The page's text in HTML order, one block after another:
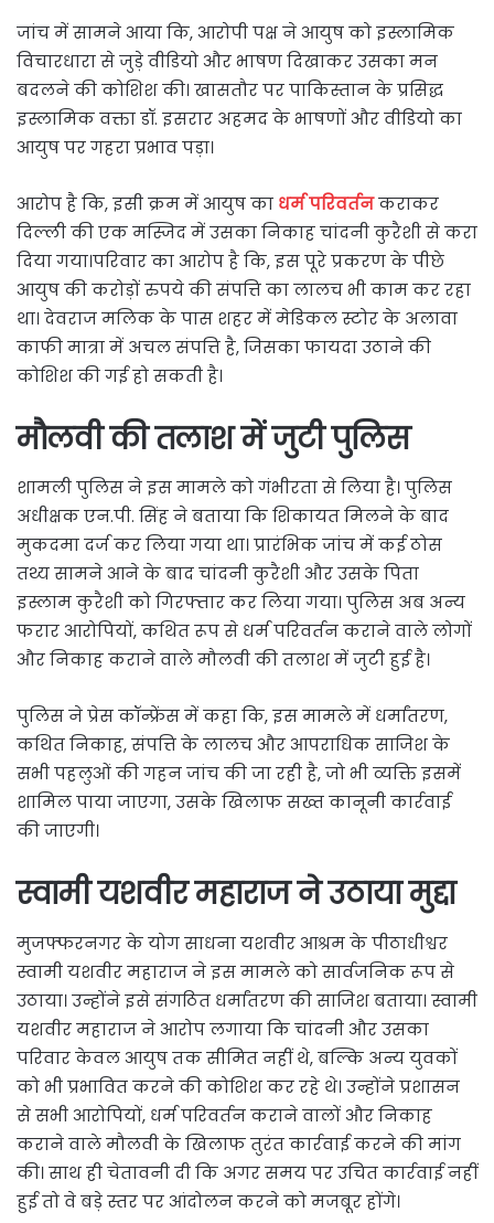
जांच में सामने आया कि, आरोपी पक्ष ने आयुष को इस्लामिक
विचारधारा से जुड़े वीडियो और भाषण दिखाकर उसका मन
बदलने की कोशिश की। खासतौर पर पाकिस्तान के प्रसिद्ध
इस्लामिक वक्ता डॉ. इसरार अहमद के भाषणों और वीडियो का
आयुष पर गहरा प्रभाव पड़ा।
आरोप है कि, इसी क्रम में आयुष का धर्म परिवर्तनकराकर
दिल्ली की एक मस्जिद में उसका निकाह चांदनी कुरैशी से करा
दिया गया।परिवार का आरोप है कि, इस पूरे प्रकरण के पीछे
आयुष की करोड़ों रुपये की संपत्ति का लालच भी काम कर रहा
था। देवराज मलिक के पास शहर में मेडिकल स्टोर के अलावा
काफी मात्रा में अचल संपत्ति है, जिसका फायदा उठाने की
कोशिश की गई हो सकती है।
मौलवी की तलाश में जुटी पुलिस
शामली पुलिस ने इस मामले को गंभीरता से लिया है। पुलिस
अधीक्षक एन.पी. सिंह ने बताया कि शिकायत मिलने के बाद
मुकदमा दर्ज कर लिया गया था। प्रारंभिक जांच में कई ठोस
तथ्य सामने आने के बाद चांदनी कुरैशी और उसके पिता
इस्लाम कुरैशी को गिरफ्तार कर लिया गया। पुलिस अब अन्य
फरार आरोपियों, कथित रूप से धर्म परिवर्तन कराने वाले लोगों
और निकाह कराने वाले मौलवी की तलाश में जुटी हुई है।
पुलिस ने प्रेस कॉन्फ्रेंस में कहा कि, इस मामले में धर्मांतरण,
कथित निकाह, संपत्ति के लालच और आपराधिक साजिश के
सभी पहलुओं की गहन जांच की जा रही है, जो भी व्यक्ति इसमें
शामिल पाया जाएगा, उसके खिलाफ सख्त कानूनी कार्रवाई
की जाएगी।
स्वामी यशवीर महाराज ने उठाया मुद्दा
मुजफ्फरनगर के योग साधना यशवीर आश्रम के पीठाधीश्वर
स्वामी यशवीर महाराज ने इस मामले को सार्वजनिक रूप से
उठाया। उन्होंने इसे संगठित धर्मांतरण की साजिश बताया। स्वामी
यशवीर महाराज ने आरोप लगाया कि चांदनी और उसका
परिवार केवल आयुष तक सीमित नहीं थे, बल्कि अन्य युवकों
को भी प्रभावित करने की कोशिश कर रहे थे। उन्होंने प्रशासन
से सभी आरोपियों, धर्म परिवर्तन कराने वालों और निकाह
कराने वाले मौलवी के खिलाफ तुरंत कार्रवाई करने की मांग
की। साथ ही चेतावनी दी कि अगर समय पर उचित कार्रवाई नहीं
हुई तो वे बड़े स्तर पर आंदोलन करने को मजबूर होंगे।